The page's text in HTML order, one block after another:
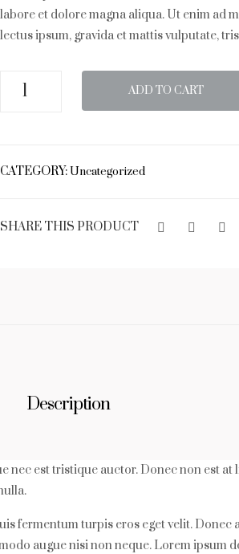
labore et dolore magna aliqua. Ut enim ad
lectus ipsum, gravida et mattis vulputate,
Turpis
ADD TO CART
CATEGORY: Uncategorized
SHARE THIS PRODUCT
Description
est tristique auctor. Donec non est
fermentum turpis eros eget velit. Donec
augue nisi non neque. Lorem ipsum